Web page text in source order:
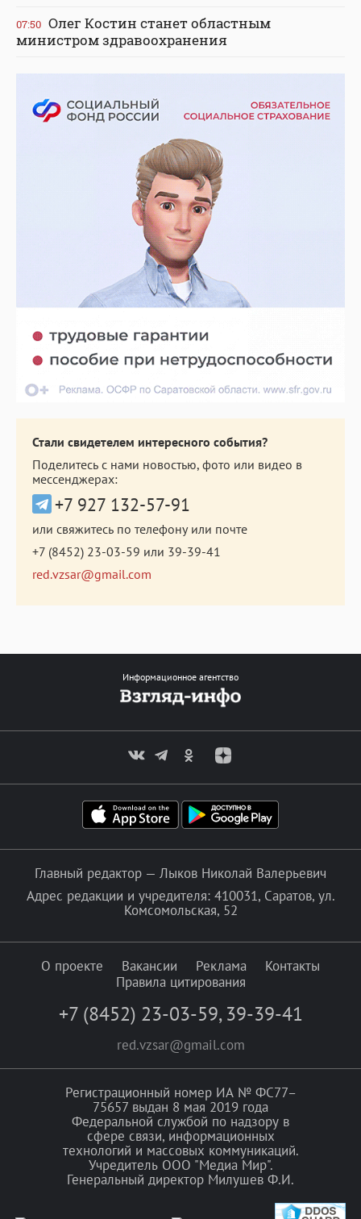
07:50 Олег Костин станет областным
министром здравоохранения
Стали свидетелем интересного события?
Поделитесь с нами новостью, фото или видео в
мессенджерах:
+7 927 132-57-91
или свяжитесь по телефону или почте
+7 (8452) 23-03-59 или 39-39-41
red.vzsar@gmail.com
Информационное агентство
Главный редактор — Лыков Николай Валерьевич
Адрес редакции и учредителя: 410031, Саратов, ул.
Комсомольская, 52
О проекте Вакансии Реклама
Контакты
Правила цитирования
+7 (8452) 23-03-59, 39-39-41
red.vzsar@gmail.com
Регистрационный номер ИА № ФС77–
75657 выдан 8 мая 2019 года
Федеральной службой по надзору в
сфере связи, информационных
технологий и массовых коммуникаций.
Учредитель ООО "Медиа Мир".
Генеральный директор Милушев Ф.И.